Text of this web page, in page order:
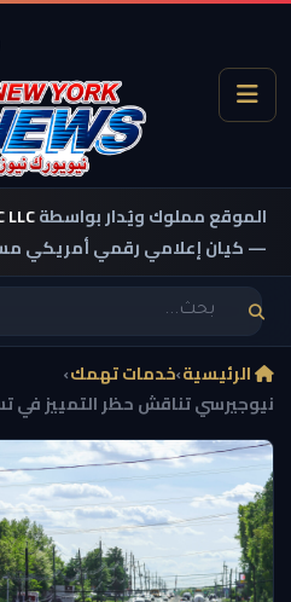
الموقع مملوك ويُدار بواسطةLLC
— كيان إعلامي رقمي أمريكي
الرئيسية›خدمات تهمك›
نيوجيرسي تناقش حظر التمييز في